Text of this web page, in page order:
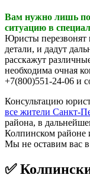
Вам нужно лишь
ситуацию в
Юристы перезвонят
детали, и дадут
расскажут
необходима очная
+7(800)551-24-06 и
Консультацию
все жители Санкт-
района, в
Колпинском районе
Мы не оставим вас в
✅